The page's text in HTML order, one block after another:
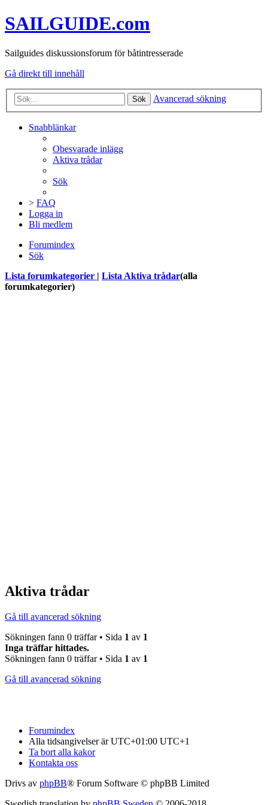
SAILGUIDE.com
Sailguides diskussionsforum för båtintresserade
Gå direkt till innehåll
Sök Avancerad sökning
Snabblänkar
Obesvarade inlägg
Aktiva trådar
Sök
> FAQ
Logga in
Bli medlem
Forumindex
Sök
Lista forumkategorier
Lista Aktiva trådar(alla
forumkategorier)
Aktiva trådar
Gå till avancerad sökning
Sökningen fann 0 träffar • Sida 1 av 1
Inga träffar hittades.
Sökningen fann 0 träffar • Sida 1 av 1
Gå till avancerad sökning
Forumindex
Alla tidsangivelser är UTC+01:00 UTC+1
Ta bort alla kakor
Kontakta oss
Drivs av phpBB® Forum Software © phpBB Limited